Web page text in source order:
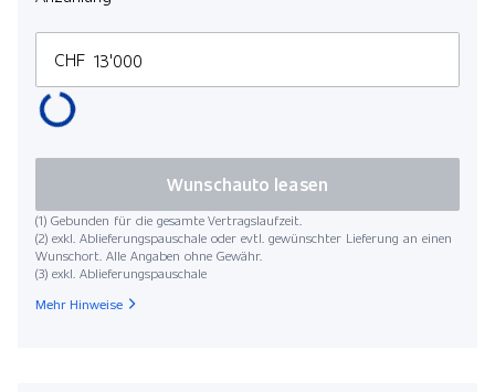
CHF
(1) Gebunden für die gesamte Vertragslaufzeit.
(2) exkl. Ablieferungspauschale oder evtl. gewünschter Lieferung an einen
Wunschort. Alle Angaben ohne Gewähr.
(3) exkl. Ablieferungspauschale
Wunschauto leasen
Mehr Hinweise